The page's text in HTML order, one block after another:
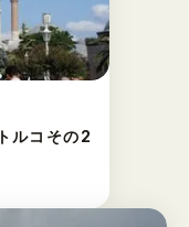
ルコその2